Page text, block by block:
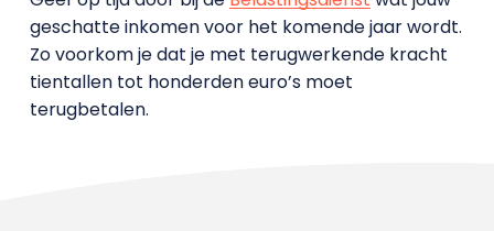
geschatte inkomen voor het komende jaar wordt.
Zo voorkom je dat je met terugwerkende kracht
tientallen tot honderden euro’s moet
terugbetalen.